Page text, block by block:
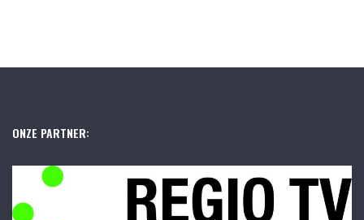
ONZE PARTNER: